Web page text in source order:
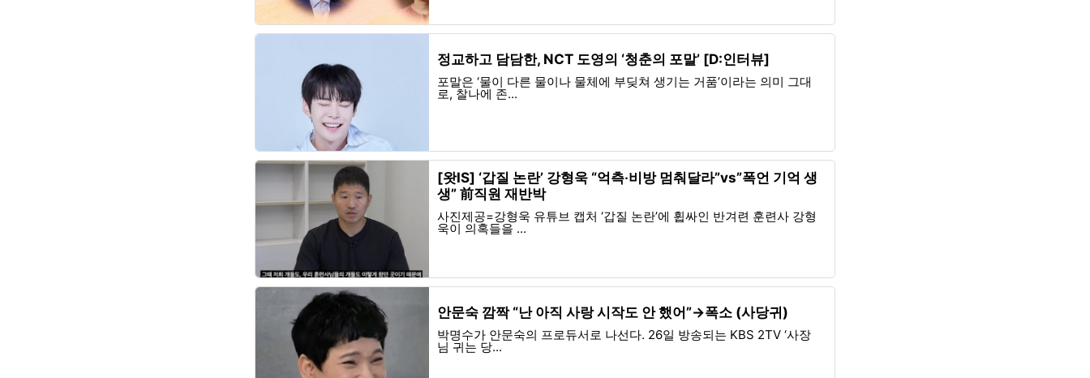
정교하고 담담한, NCT 도영의 ‘청춘의 포말’ [D:인터뷰]
포말은 ‘물이 다른 물이나 물체에 부딪쳐 생기는 거품’이라는 의미 그대
로, 찰나에 존...
[왓IS] ‘갑질 논란’ 강형욱 “억측‧비방 멈춰달라”vs”폭언 기억 생
생” 前직원 재반박
사진제공=강형욱 유튜브 캡처 ‘갑질 논란’에 휩싸인 반겨련 훈련사 강형
욱이 의혹들을 ...
안문숙 깜짝 “난 아직 사랑 시작도 안 했어”→폭소 (사당귀)
박명수가 안문숙의 프로듀서로 나선다. 26일 방송되는 KBS 2TV ‘사장
님 귀는 당...